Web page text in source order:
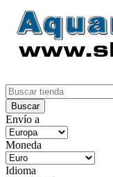
Envío a
Moneda
Idioma